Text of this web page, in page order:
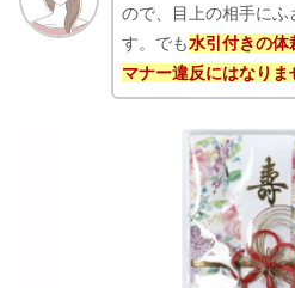
ので、目上の相手に
す。でも水引付きの体
マナー違反にはなりま